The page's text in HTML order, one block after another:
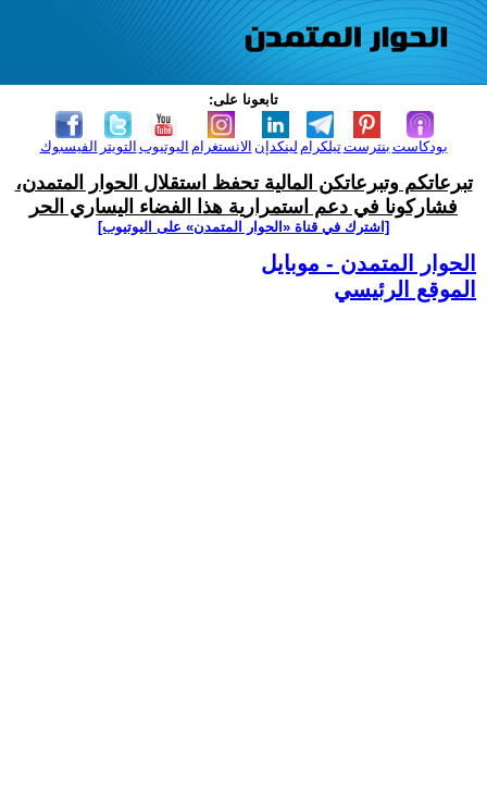
تابعونا على:
الفيسبوك التويتر اليوتيوب الانستغرام لينكدإن تيلكرامبنترست بودكاست
تبرعاتكم وتبرعاتكن المالية تحفظ استقلال الحوار المتمدن،
فشاركونا في دعم استمرارية هذا الفضاء اليساري الحر
[اشترك في قناة ‫«الحوار المتمدن» على اليوتيوب]
الحوار المتمدن - موبايل
الموقع الرئيسي